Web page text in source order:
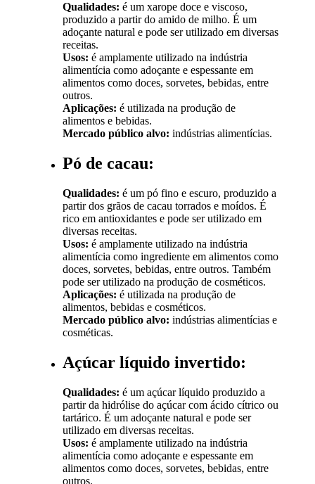
Qualidades: é um xarope doce e viscoso,
produzido a partir do amido de milho. É um
adoçante natural e pode ser utilizado em diversas
receitas.
Usos: é amplamente utilizado na indústria
alimentícia como adoçante e espessante em
alimentos como doces, sorvetes, bebidas, entre
outros.
Aplicações: é utilizada na produção de
alimentos e bebidas.
Mercado público alvo: indústrias alimentícias.
Pó de cacau:
Qualidades: é um pó fino e escuro, produzido a
partir dos grãos de cacau torrados e moídos. É
rico em antioxidantes e pode ser utilizado em
diversas receitas.
Usos: é amplamente utilizado na indústria
alimentícia como ingrediente em alimentos como
doces, sorvetes, bebidas, entre outros. Também
pode ser utilizado na produção de cosméticos.
Aplicações: é utilizada na produção de
alimentos, bebidas e cosméticos.
Mercado público alvo: indústrias alimentícias e
cosméticas.
Açúcar líquido invertido:
Qualidades: é um açúcar líquido produzido a
partir da hidrólise do açúcar com ácido cítrico ou
tartárico. É um adoçante natural e pode ser
utilizado em diversas receitas.
Usos: é amplamente utilizado na indústria
alimentícia como adoçante e espessante em
alimentos como doces, sorvetes, bebidas, entre
outros.